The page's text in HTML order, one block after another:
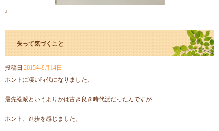
』
失って気づくこと
投稿日 2015年9月14日
ホントに凄い時代になりました。
最先端派というよりかは古き良き時代派だったんですが
ホント、進歩を感じました。